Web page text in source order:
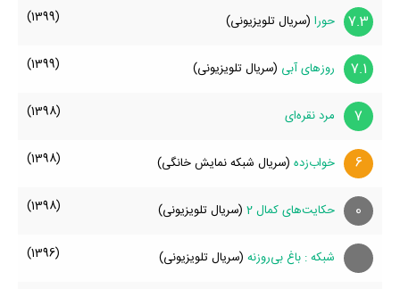
7.3 حورا (سریال تلویزیونی) (1399)
7.1 روزهای آبی (سریال تلویزیونی) (1399)
7 مرد نقره‌ای (1398)
6 خواب‌زده (سریال شبکه نمایش خانگی) (1398)
0 حکایت‌های کمال 2 (سریال تلویزیونی) (1398)
شبکه : باغ بی‌روزنه (سریال تلویزیونی) (1396)